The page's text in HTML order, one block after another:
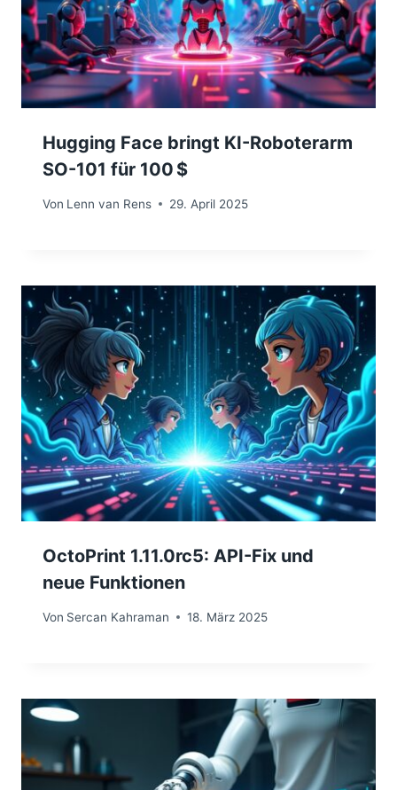
Hugging Face bringt KI-Roboterarm
SO-101 für 100 $
Von Lenn van Rens 29. April 2025
OctoPrint 1.11.0rc5: API-Fix und
neue Funktionen
Von Sercan Kahraman 18. März 2025